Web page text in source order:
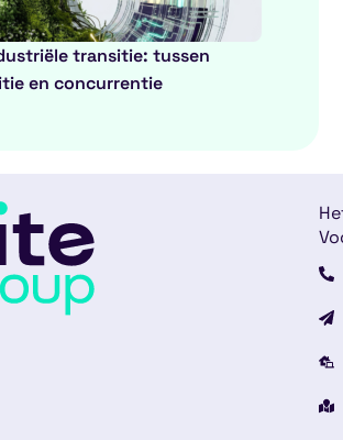
transitie: tussen
en concurrentie